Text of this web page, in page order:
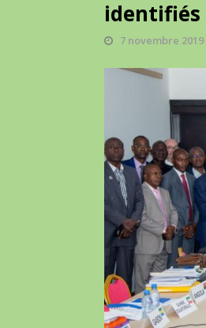
identifiés
7 novembre 2019